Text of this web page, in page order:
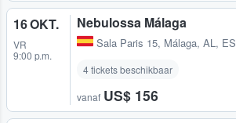
16 OKT.
VR
9:00 p.m.
Nebulossa Málaga
Sala Paris 15, Málaga, AL, ES
4 tickets beschikbaar
vanaf US$ 156